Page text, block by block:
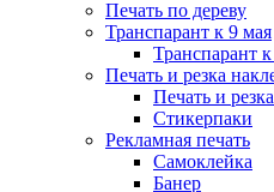
Печать по дереву
Транспарант к 9 мая
Транспарант
Печать и резка
Печать и
Стикерпаки
Рекламная печать
Самоклейка
Банер